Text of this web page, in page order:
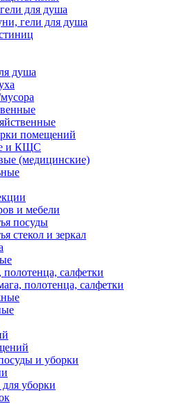
для душа
гели для душа
душа
помещений
и КЩС
(медицинские)
и мебели
посуды
стекол и зеркал
полотенца, салфетки
полотенца, салфетки
и уборки
уборки